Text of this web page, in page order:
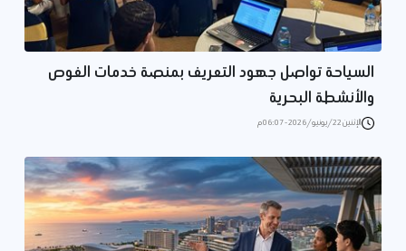
السياحة تواصل جهود التعريف بمنصة خدمات الغوص
والأنشطة البحرية
الإثنين 22/يونيو/2026 - 06:07 م